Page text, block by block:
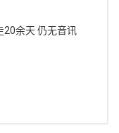
余天 仍无音讯